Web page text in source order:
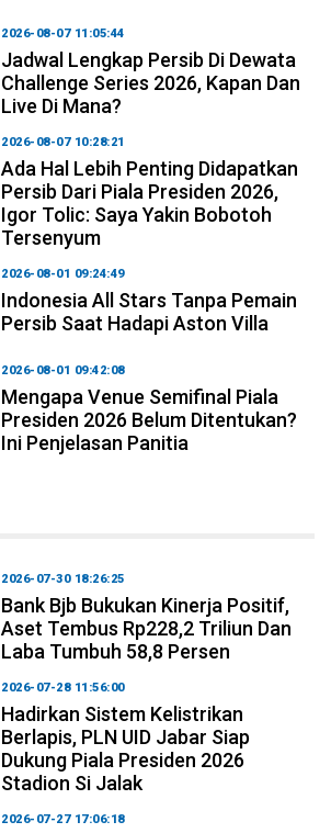
2026-08-07 11:05:44
Jadwal Lengkap Persib Di Dewata
Challenge Series 2026, Kapan Dan
Live Di Mana?
2026-08-07 10:28:21
Ada Hal Lebih Penting Didapatkan
Persib Dari Piala Presiden 2026,
Igor Tolic: Saya Yakin Bobotoh
Tersenyum
2026-08-01 09:24:49
Indonesia All Stars Tanpa Pemain
Persib Saat Hadapi Aston Villa
2026-08-01 09:42:08
Mengapa Venue Semifinal Piala
Presiden 2026 Belum Ditentukan?
Ini Penjelasan Panitia
2026-07-30 18:26:25
Bank Bjb Bukukan Kinerja Positif,
Aset Tembus Rp228,2 Triliun Dan
Laba Tumbuh 58,8 Persen
2026-07-28 11:56:00
Hadirkan Sistem Kelistrikan
Berlapis, PLN UID Jabar Siap
Dukung Piala Presiden 2026
Stadion Si Jalak
2026-07-27 17:06:18